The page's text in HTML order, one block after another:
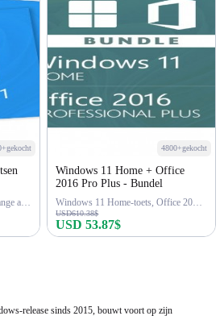
Win 11 Home 2 sleutel levenslange activering
4800+gekocht
Windows 11 Home + Office
2016 Pro Plus - Bundel
Windows 11 Home-toets, Office 2016 Pro Plus-toets
USD610.38$
USD 53.87$
release sinds 2015, bouwt voort op zijn